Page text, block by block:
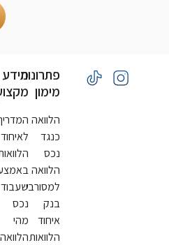
פתרונות
מימון
למסורבי
מידע
מקצועי
המדריך
לאיחוד
הלוואות
באמצעות
שעבוד
נכס
מהי
הלוואה
אודות
הבית
אודות
לביא
קפיטל
תקנון